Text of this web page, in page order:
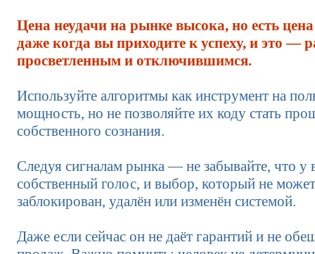
Цена неудачи на рынке высока, но есть
даже когда вы приходите к успеху, и это —
просветленным и отключившимся.
Используйте алгоритмы как инструмент на
мощность, но не позволяйте их коду стать
собственного сознания.
Следуя сигналам рынка — не забывайте, что у
собственный голос, и выбор, который не
заблокирован, удалён или изменён системой.
Даже если сейчас он не даёт гарантий и не